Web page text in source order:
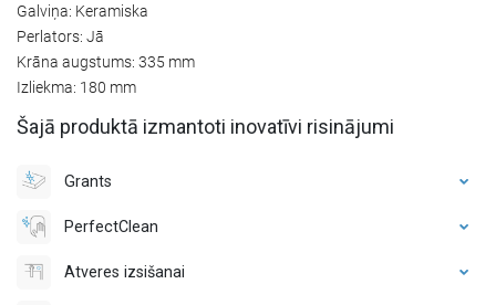
Galviņa: Keramiska
Perlators: Jā
Krāna augstums: 335 mm
Izliekma: 180 mm
Šajā produktā izmantoti inovatīvi risinājumi
Grants
PerfectClean
Atveres izsišanai